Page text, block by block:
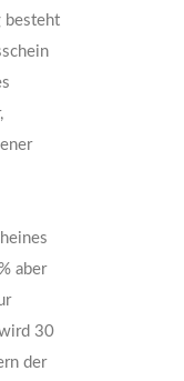
besteht
aber
30
der